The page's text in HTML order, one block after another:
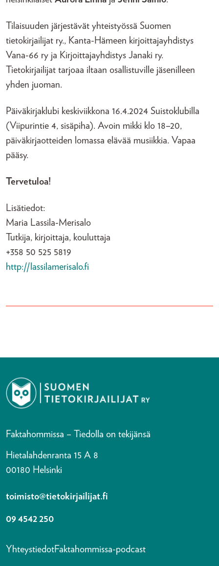
Tilaisuuden järjestävät yhteistyössä Suomen
tietokirjailijat ry., Kanta-Hämeen kirjoittajayhdistys
Vana-66 ry ja Kirjoittajayhdistys Janaki ry.
Tietokirjailijat tarjoaa iltaan osallistuville jäsenilleen
yhden juoman.
Päiväkirjaklubi keskiviikkona 16.4.2024 Suistoklubilla
(Viipurintie 4, sisäpiha). Avoin mikki klo 18–20,
päiväkirjaotteiden lomassa elävää musiikkia. Vapaa
pääsy.
Tervetuloa!
Lisätiedot:
Maria Lassila-Merisalo
Tutkija, kirjoittaja, kouluttaja
+358 50 525 5819
http://lassilamerisalo.fi
Faktahommissa – Tiedolla on tekijänsä
Hietalahdenranta 15 A 8
00180 Helsinki
toimisto@tietokirjailijat.fi
09 4542 250
YhteystiedotFaktahommissa-podcast